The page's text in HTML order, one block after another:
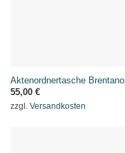
Aktenordnertasche Brentano
55,00 €
zzgl. Versandkosten